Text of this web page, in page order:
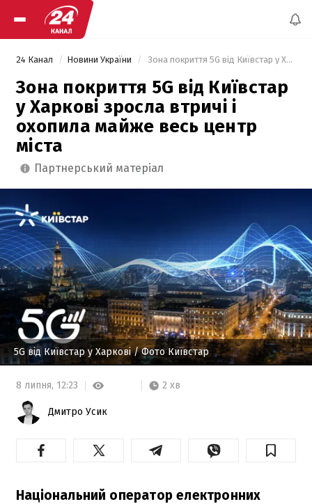
24 Канал Новини України Зона покриття 5G від Київстар у Харкові зросла втричі і охопила майже весь центр міста
Зона покриття 5G від Київстар
у Харкові зросла втричі і
охопила майже весь центр
міста
партнерський матеріал
5G від Київстар у Харкові/ Фото Київстар
8 липня, 12:23 2 хв
Дмитро Усик
Національний оператор електронних